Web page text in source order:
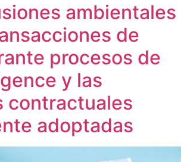
ambientales
de
procesos de
y las
contractuales
adoptadas